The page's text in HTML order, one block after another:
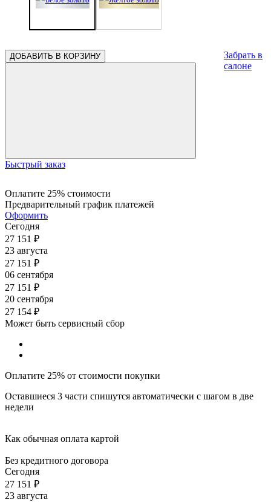
ДОБАВИТЬ В КОРЗИНУ
Быстрый заказ
Забрать в
салоне
Оплатите 25% стоимости
Предварительный график платежей
Оформить
Сегодня
27 151 ₽
23 августа
27 151 ₽
06 сентября
27 151 ₽
20 сентября
27 154 ₽
Может быть сервисный сбор
Оплатите 25% от стоимости покупки
Оставшиеся 3 части спишутся автоматически с шагом в две
недели
Как обычная оплата картой
Без кредитного договора
Сегодня
27 151 ₽
23 августа